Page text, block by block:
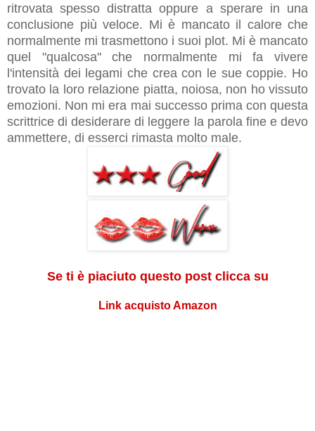
ritrovata spesso distratta oppure a sperare in una
conclusione più veloce. Mi è mancato il calore che
normalmente mi trasmettono i suoi plot. Mi è mancato
quel "qualcosa" che normalmente mi fa vivere
l'intensità dei legami che crea con le sue coppie. Ho
trovato la loro relazione piatta, noiosa, non ho vissuto
emozioni. Non mi era mai successo prima con questa
scrittrice di desiderare di leggere la parola fine e devo
ammettere, di esserci rimasta molto male.
Se ti è piaciuto questo post clicca su
Link acquisto Amazon